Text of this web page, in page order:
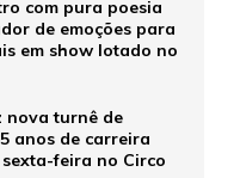
com pura poesia
de emoções para
em show lotado no
nova turnê de
anos de carreira
feira no Circo